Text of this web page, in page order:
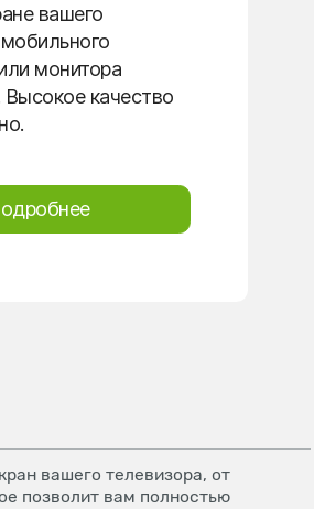
вашего
монитора
качество
вашего телевизора, от
позволит вам полностью